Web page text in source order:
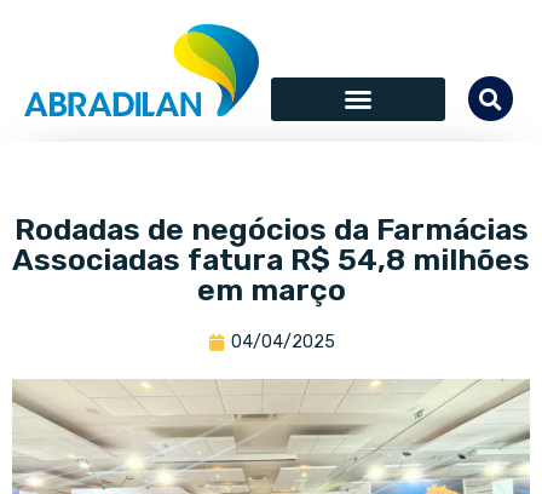
Rodadas de negócios da Farmácias
Associadas fatura R$ 54,8 milhões
em março
04/04/2025